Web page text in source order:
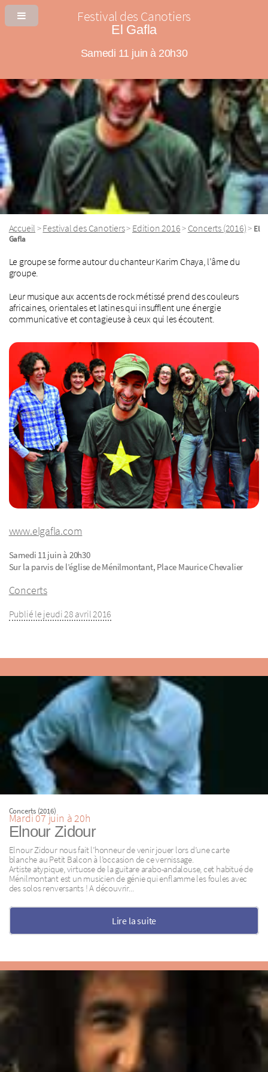
Festival des Canotiers
El Gafla
Samedi 11 juin à 20h30
Accueil >Festival des Canotiers> Edition 2016> Concerts (2016)> El
Gafla
Le groupe se forme autour du chanteur Karim Chaya, l’âme du
groupe.
Leur musique aux accents de rock métissé prend des couleurs
africaines, orientales et latines qui insufflent une énergie
communicative et contagieuse à ceux qui les écoutent.
www.elgafla.com
Samedi 11 juin à 20h30
Sur la parvis de l’église de Ménilmontant, Place Maurice Chevalier
Concerts
Publié le jeudi 28 avril 2016
Concerts (2016)
Mardi 07 juin à 20h
Elnour Zidour
Elnour Zidour nous fait l’honneur de venir jouer lors d’une carte
blanche au Petit Balcon à l’occasion de ce vernissage.
Artiste atypique, virtuose de la guitare arabo-andalouse, cet habitué de
Ménilmontant est un musicien de génie qui enflamme les foules avec
des solos renversants ! A découvrir...
Lire la suite